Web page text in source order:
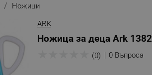
Ножици
ARK
Ножица за деца Ark 1382
(0) 0 Въпроса